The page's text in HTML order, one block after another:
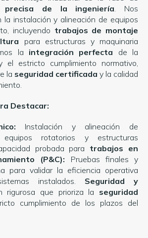
precisa de la ingeniería. Nos
la instalación y alineación de equipos
incluyendo trabajos de montaje
para estructuras y maquinaria
la integración perfecta de la
el estricto cumplimiento normativo,
la seguridad certificada y la calidad
Destacar:
Instalación y alineación de
equipos rotatorios y estructuras
probada para trabajos en
(P&C): Pruebas finales y
para validar la eficiencia operativa
instalados. Seguridad y
rigurosa que prioriza la seguridad
cumplimiento de los plazos del